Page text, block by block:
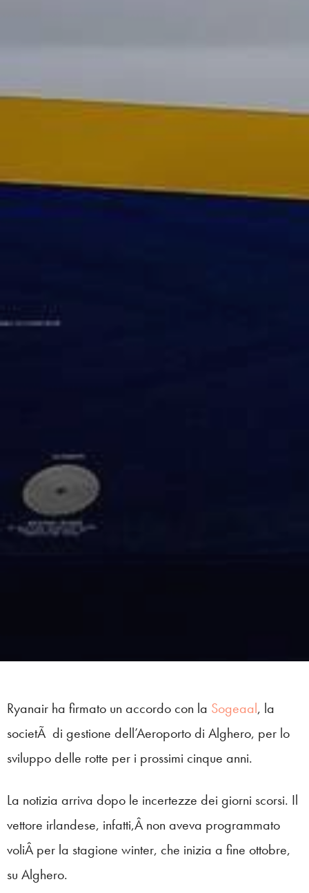
Ryanair ha firmato un accordo con la Sogeaal, la
societÃ di gestione dell’Aeroporto di Alghero, per lo
sviluppo delle rotte per i prossimi cinque anni.
La notizia arriva dopo le incertezze dei giorni scorsi. Il
vettore irlandese, infatti,Â non aveva programmato
voliÂ per la stagione winter, che inizia a fine ottobre,
su Alghero.